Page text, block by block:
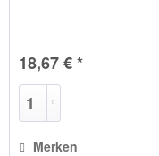
18,67 € *
Merken